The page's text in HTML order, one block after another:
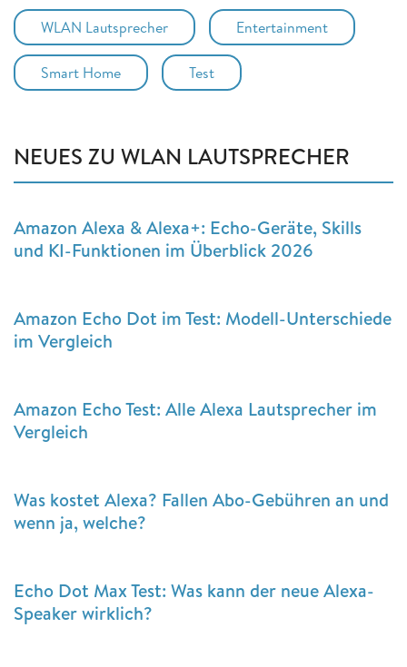
WLAN Lautsprecher Entertainment
Smart Home Test
NEUES ZU WLAN LAUTSPRECHER
Amazon Alexa & Alexa+: Echo-Geräte, Skills
und KI-Funktionen im Überblick 2026
Amazon Echo Dot im Test: Modell-Unterschiede
im Vergleich
Amazon Echo Test: Alle Alexa Lautsprecher im
Vergleich
Was kostet Alexa? Fallen Abo-Gebühren an und
wenn ja, welche?
Echo Dot Max Test: Was kann der neue Alexa-
Speaker wirklich?